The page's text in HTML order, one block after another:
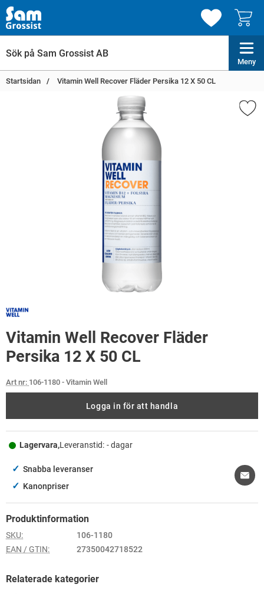
Meny
Startsidan Vitamin Well Recover Fläder Persika 12 X 50 CL
Vitamin Well Recover Fläder
Persika 12 X 50 CL
Art nr: 106-1180 - Vitamin Well
Logga in för att handla
Lagervara,Leveranstid: - dagar
✓ Snabba leveranser
✓ Kanonpriser
Produktinformation
SKU:
106-1180
EAN / GTIN:
27350042718522
Relaterade kategorier